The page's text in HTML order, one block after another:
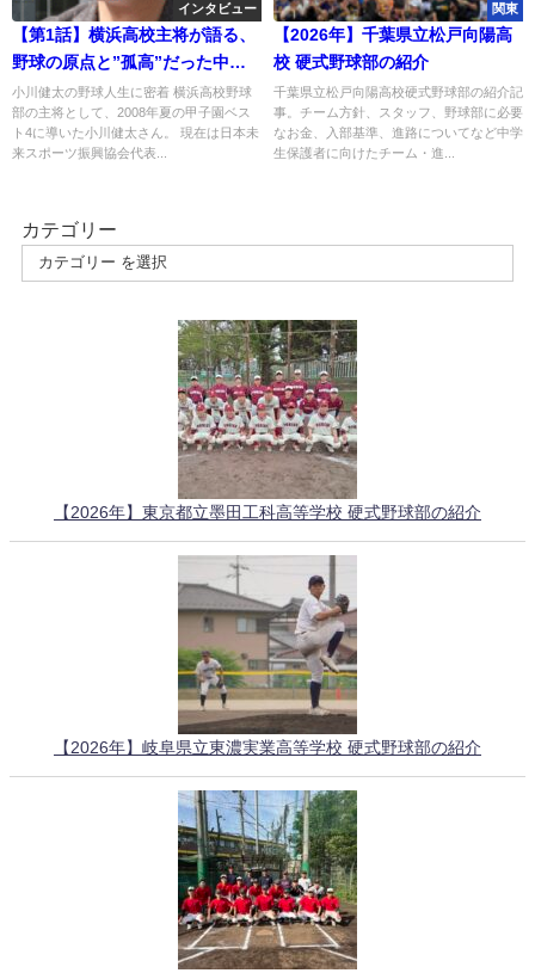
インタビュー
【第1話】横浜高校主将が語る、
野球の原点と”孤高”だった中学
時代
小川健太の野球人生に密着 横浜高校野球
部の主将として、2008年夏の甲子園ベス
ト4に導いた小川健太さん。 現在は日本未
来スポーツ振興協会代表...
関東
【2026年】千葉県立松戸向陽高
校 硬式野球部の紹介
千葉県立松戸向陽高校硬式野球部の紹介記
事。チーム方針、スタッフ、野球部に必要
なお金、入部基準、進路についてなど中学
生保護者に向けたチーム・進...
カテゴリー
【2026年】東京都立墨田工科高等学校 硬式野球部の紹介
【2026年】岐阜県立東濃実業高等学校 硬式野球部の紹介